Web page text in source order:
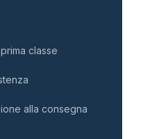
classe
alla consegna